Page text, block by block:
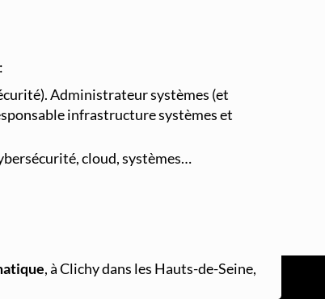
Administrateur systèmes (et
infrastructure systèmes et
cloud, systèmes…
, à Clichy dans les Hauts-de-Seine,